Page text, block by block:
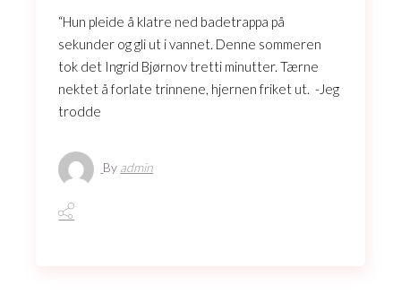
“Hun pleide å klatre ned badetrappa på
sekunder og gli ut i vannet. Denne sommeren
tok det Ingrid Bjørnov tretti minutter. Tærne
nektet å forlate trinnene, hjernen friket ut. -Jeg
trodde
By admin